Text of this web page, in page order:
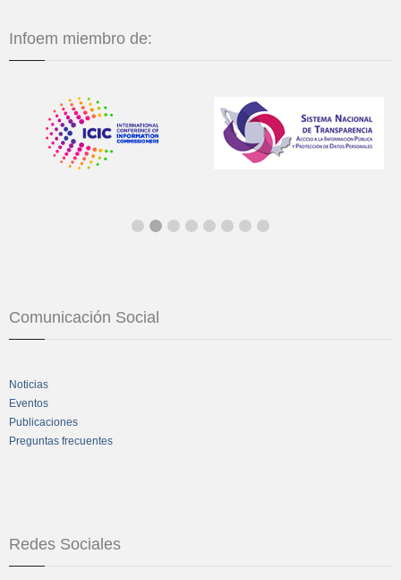
Infoem miembro de:
Comunicación Social
Noticias
Eventos
Publicaciones
Preguntas frecuentes
Redes Sociales